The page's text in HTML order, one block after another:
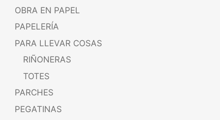
OBRA EN PAPEL
PAPELERÍA
PARA LLEVAR COSAS
RIÑONERAS
TOTES
PARCHES
PEGATINAS